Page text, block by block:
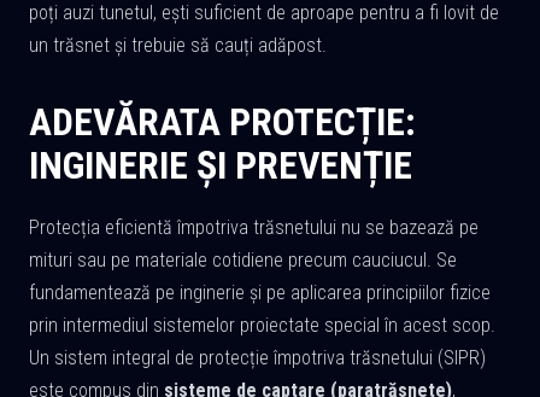
poți auzi tunetul, ești suficient de aproape pentru a fi lovit de
un trăsnet și trebuie să cauți adăpost.
ADEVĂRATA PROTECȚIE:
INGINERIE ȘI PREVENȚIE
Protecția eficientă împotriva trăsnetului nu se bazează pe
mituri sau pe materiale cotidiene precum cauciucul. Se
fundamentează pe inginerie și pe aplicarea principiilor fizice
prin intermediul sistemelor proiectate special în acest scop.
Un sistem integral de protecție împotriva trăsnetului (SIPR)
este compus din sisteme de captare (paratrăsnete),